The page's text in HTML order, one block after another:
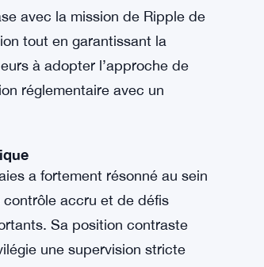
réglementaire dans le
une position visionnaire
Unis. Garlinghouse a
la compréhension du
avec la mission de Ripple de
tout en garantissant la
à adopter l’approche de
réglementaire avec un